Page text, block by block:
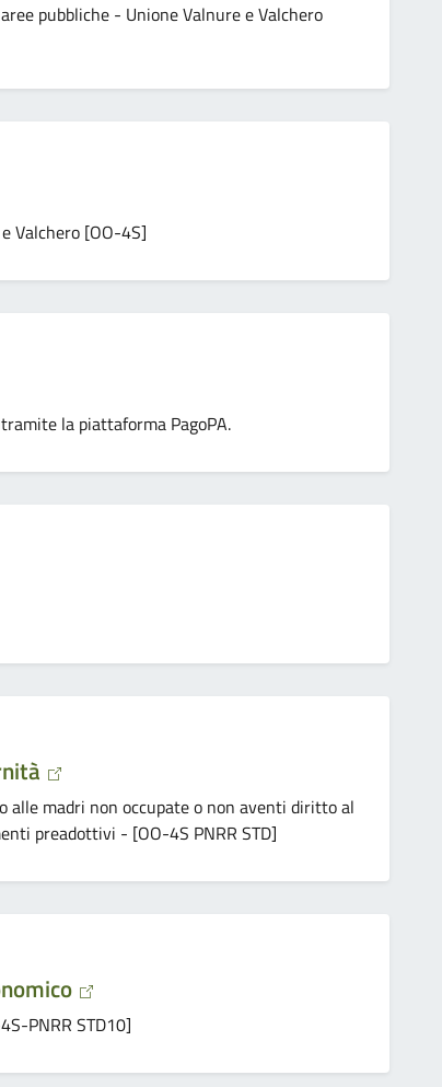
pubbliche - Unione Valnure e Valchero
Valchero [OO-4S]
la piattaforma PagoPA.
alle madri non occupate o non aventi diritto al
preadottivi - [OO-4S PNRR STD]
PNRR STD10]